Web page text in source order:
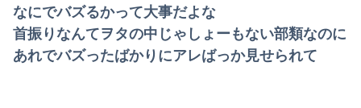
なにでバズるかって大事だよな
首振りなんてヲタの中じゃしょーもない部類なのに
あれでバズったばかりにアレばっか見せられて